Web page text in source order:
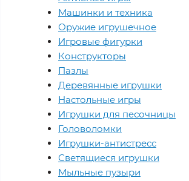
Машинки и техника
Оружие игрушечное
Игровые фигурки
Конструкторы
Пазлы
Деревянные игрушки
Настольные игры
Игрушки для песочницы
Головоломки
Игрушки-антистресс
Светящиеся игрушки
Мыльные пузыри